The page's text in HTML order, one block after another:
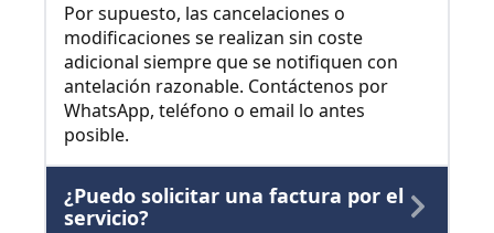
Por supuesto, las cancelaciones o
modificaciones se realizan sin coste
adicional siempre que se notifiquen con
antelación razonable. Contáctenos por
WhatsApp, teléfono o email lo antes
posible.
¿Puedo solicitar una factura por el
servicio?